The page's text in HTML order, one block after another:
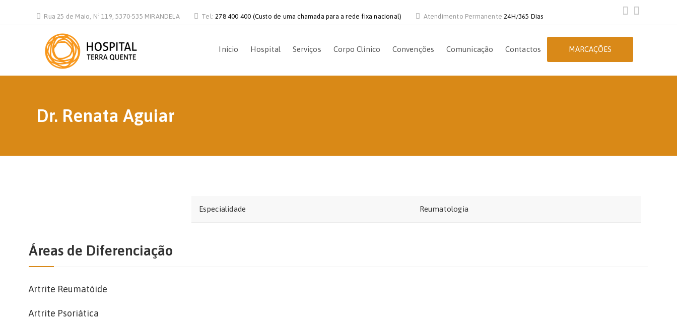
Rua 25 de Maio, Nº 119, 5370-535 MIRANDELA Tel:278 400 400 (Custo de uma chamada para a rede fixa nacional) Atendimento Permanente24H/365 Dias
Início Hospital Serviços Corpo Clínico Convenções Comunicação Contactos MARCAÇÕES
Dr. Renata Aguiar
Especialidade Reumatologia
Áreas de Diferenciação
Artrite Reumatóide
Artrite Psoriática